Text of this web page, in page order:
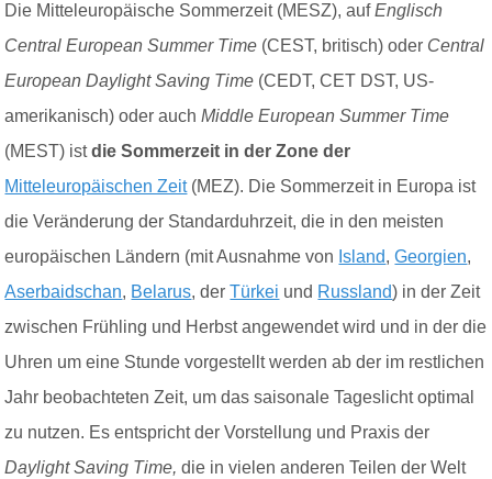
Die Mitteleuropäische Sommerzeit (MESZ), aufEnglisch
Central European Summer Time (CEST, britisch) oder Central
European Daylight Saving Time (CEDT, CET DST, US-
amerikanisch) oder auchMiddle European Summer Time
(MEST) istdieSommerzeit in der Zone der
Mitteleuropäischen Zeit(MEZ). Die Sommerzeit in Europa ist
die Veränderung der Standarduhrzeit, die in den meisten
europäischen Ländern (mit Ausnahme von Island,Georgien,
Aserbaidschan, Belarus, derTürkei und Russland) in der Zeit
zwischen Frühling und Herbst angewendet wird und in der die
Uhren um eine Stunde vorgestellt werden ab der im restlichen
Jahr beobachteten Zeit, um das saisonale Tageslicht optimal
zu nutzen. Es entspricht der Vorstellung und Praxis der
Daylight Saving Time, die in vielen anderen Teilen der Welt